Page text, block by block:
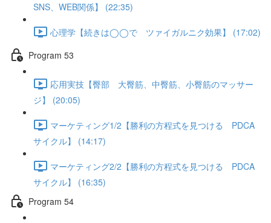
SNS、WEB関係】 (22:35)
心理学【続きは◯◯で ツァイガルニク効果】 (17:02)
Program 53
応用実技【臀部 大臀筋、中臀筋、小臀筋のマッサー
ジ】 (20:05)
マーケティング1/2【勝利の方程式を見つける PDCA
サイクル】 (14:17)
マーケティング2/2【勝利の方程式を見つける PDCA
サイクル】 (16:35)
Program 54